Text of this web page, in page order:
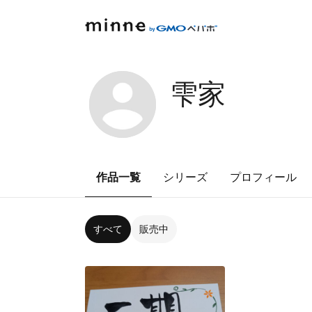
雫家
作品一覧 シリーズ プロフィール
すべて 販売中